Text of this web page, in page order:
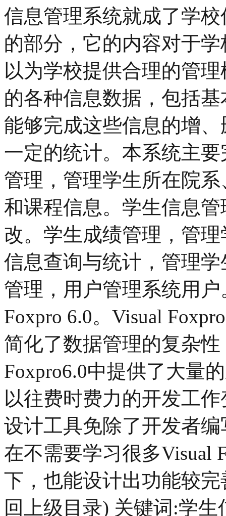
信息管理系统就成了学
的部分，它的内容对于
以为学校提供合理的管
的各种信息数据，包括
能够完成这些信息的增
一定的统计。本系统主
管理，管理学生所在院
和课程信息。学生信息
改。学生成绩管理，管
信息查询与统计，管理
管理，用户管理系统用
Foxpro 6.0。Visual
简化了数据管理的复杂
Foxpro6.0中提供了大量
以往费时费力的开发工
设计工具免除了开发者
在不需要学习很多Visual
下，也能设计出功能较
回上级目录) 关键词:学生